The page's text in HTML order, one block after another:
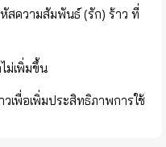
สความสัมพันธ์ (รัก) ร้าว ที่
ม่เพิ่มขึ้น
เพื่อเพิ่มประสิทธิภาพการใช้